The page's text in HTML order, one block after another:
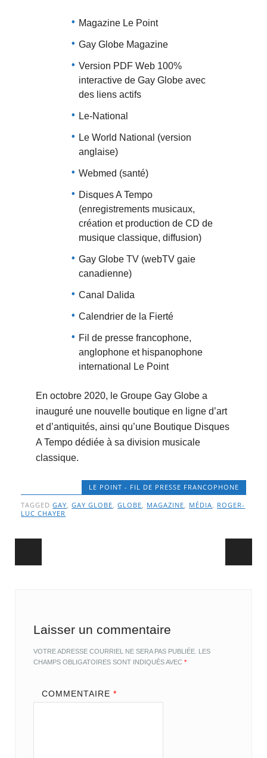
Magazine Le Point
Gay Globe Magazine
Version PDF Web 100%
interactive de Gay Globe avec
des liens actifs
Le-National
Le World National (version
anglaise)
Webmed (santé)
Disques A Tempo
(enregistrements musicaux,
création et production de CD de
musique classique, diffusion)
Gay Globe TV (webTV gaie
canadienne)
Canal Dalida
Calendrier de la Fierté
Fil de presse francophone,
anglophone et hispanophone
international Le Point
En octobre 2020, le Groupe Gay Globe a
inauguré une nouvelle boutique en ligne d’art
et d’antiquités, ainsi qu’une Boutique Disques
A Tempo dédiée à sa division musicale
classique.
LE POINT - FIL DE PRESSE FRANCOPHONE
TAGGEDGAY,GAY GLOBE,GLOBE, MAGAZINE, MÉDIA, ROGER-
LUC CHAYER
Post navigation
Laisser un commentaire
VOTRE ADRESSE COURRIEL NE SERA PAS PUBLIÉE. LES
CHAMPS OBLIGATOIRES SONT INDIQUÉS AVEC*
COMMENTAIRE *